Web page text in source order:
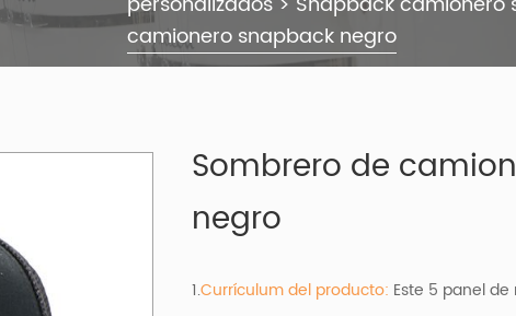
camionero snapback negro
Sombrero de
negro
1.Currículum del producto: Este 5 panel